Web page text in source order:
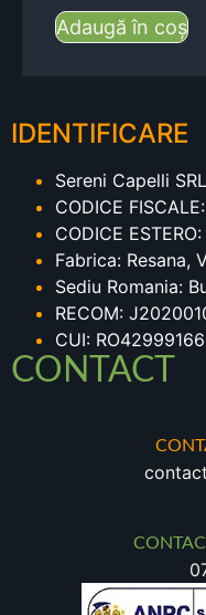
Adaugă în coș
IDENTIFICARE
Sereni Capelli
CODICE
CODICE
Fabrica: Resana,
Sediu Romania:
RECOM:
CUI: RO42999166
CONTACT